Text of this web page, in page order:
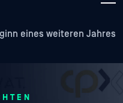
eines weiteren Jahres